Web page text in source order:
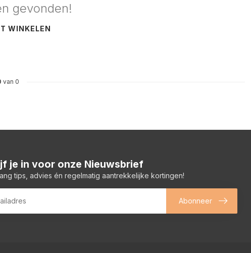
gevonden!
WINKELEN
van 0
je in voor onze Nieuwsbrief
tips, advies én regelmatig aantrekkelijke kortingen!
Abonneer